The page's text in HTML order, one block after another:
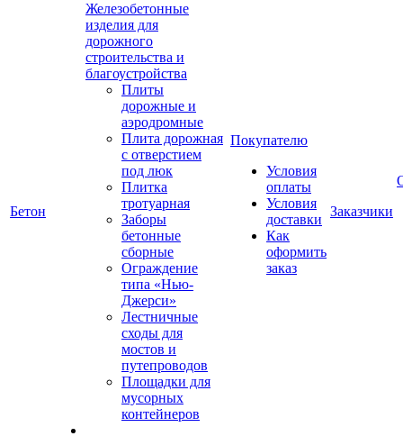
Бетон
Железобетонные
изделия для
дорожного
строительства и
благоустройства
Плиты
дорожные и
аэродромные
Плита дорожная
с отверстием
под люк
Плитка
тротуарная
Заборы
бетонные
сборные
Ограждение
типа «Нью-
Джерси»
Лестничные
сходы для
мостов и
путепроводов
Площадки для
мусорных
контейнеров
Покупателю
Условия
оплаты
Условия
доставки
Как
оформить
заказ
Заказчики